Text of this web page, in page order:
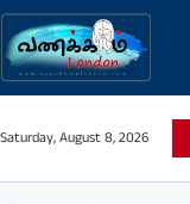
Saturday, August 8, 2026